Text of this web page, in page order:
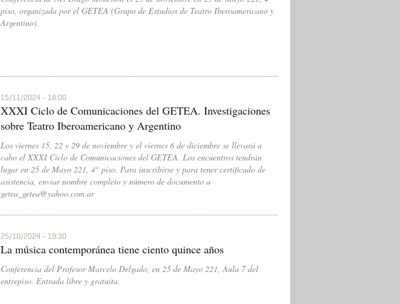
piso, organizada por el GETEA (Grupo de Estudios de Teatro Iberoamericano y
Argentino).
15/11/2024 - 18:00
XXXI Ciclo de Comunicaciones del GETEA. Investigaciones
sobre Teatro Iberoamericano y Argentino
Los viernes 15, 22 y 29 de noviembre y el viernes 6 de diciembre se llevará a
cabo el XXXI Ciclo de Comunicaciones del GETEA. Los encuentros tendrán
lugar en 25 de Mayo 221, 4° piso. Para inscribirse y para tener certificado de
asistencia, enviar nombre completo y número de documento a
getea_getea@yahoo.com.ar
25/10/2024 - 19:30
La música contemporánea tiene ciento quince años
Conferencia del Profesor Marcelo Delgado, en 25 de Mayo 221, Aula 7 del
entrepiso. Entrada libre y gratuita.